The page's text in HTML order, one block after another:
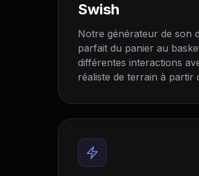
Swish
Notre générateur de son
parfait du panier au
différentes interactions
réaliste de terrain à partir